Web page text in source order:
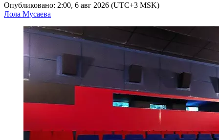
Опубликовано: 2:00, 6 авг 2026 (UTC+3 MSK)
Лола Мусаева